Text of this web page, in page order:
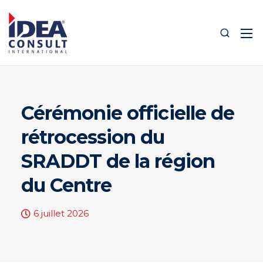
Cérémonie officielle de
rétrocession du
SRADDT de la région
du Centre
6 juillet 2026